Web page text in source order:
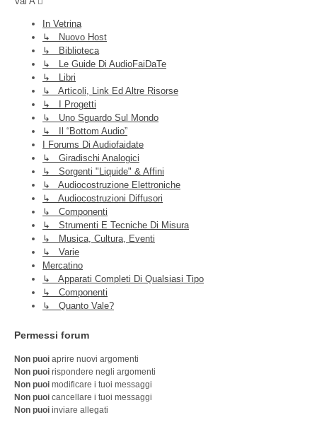
In Vetrina
↳ Nuovo Host
↳ Biblioteca
↳ Le Guide Di AudioFaiDaTe
↳ Libri
↳ Articoli, Link Ed Altre Risorse
↳ I Progetti
↳ Uno Sguardo Sul Mondo
↳ Il “Bottom Audio”
I Forums Di Audiofaidate
↳ Giradischi Analogici
↳ Sorgenti "liquide" & Affini
↳ Audiocostruzione Elettroniche
↳ Audiocostruzioni Diffusori
↳ Componenti
↳ Strumenti E Tecniche Di Misura
↳ Musica, Cultura, Eventi
↳ Varie
Mercatino
↳ Apparati Completi Di Qualsiasi Tipo
↳ Componenti
↳ Quanto Vale?
Permessi forum
Non puoi aprire nuovi argomenti
Non puoi rispondere negli argomenti
Non puoi modificare i tuoi messaggi
Non puoi cancellare i tuoi messaggi
Non puoi inviare allegati